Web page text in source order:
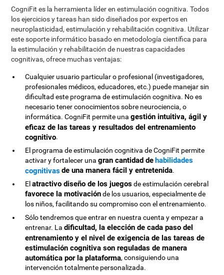
CogniFit es la herramienta líder en estimulación cognitiva. Todos
los ejercicios y tareas han sido diseñados por expertos en
neuroplasticidad, estimulación y rehabilitación cognitiva. Utilizar
este soporte informático basado en metodología científica para
la estimulación y rehabilitación de nuestras capacidades
cognitivas, ofrece muchas ventajas:
Cualquier usuario particular o profesional (investigadores,
profesionales médicos, educadores, etc.) puede manejar sin
dificultad este programa de estimulación cognitiva. No es
necesario tener conocimientos sobre neurociencia, o
informática. CogniFit permite unagestión intuitiva, ágil y
eficaz de las tareas y resultados del entrenamiento
cognitivo.
El programa de estimulación cognitiva de CogniFit permite
activar y fortalecer unagran cantidad dehabilidades
cognitivas de una manera fácil y entretenida.
Elatractivo diseño de los juegosde estimulación cerebral
favorece la motivaciónde los usuarios, especialmente de
los niños, facilitando su compromiso con el entrenamiento.
Sólo tendremos que entrar en nuestra cuenta y empezar a
entrenar. Ladificultad, la elección de cada paso del
entrenamiento y el nivel de exigencia de las tareas de
estimulación cognitiva son reguladas de manera
automática por la plataforma, consiguiendo una
intervención totalmente personalizada.